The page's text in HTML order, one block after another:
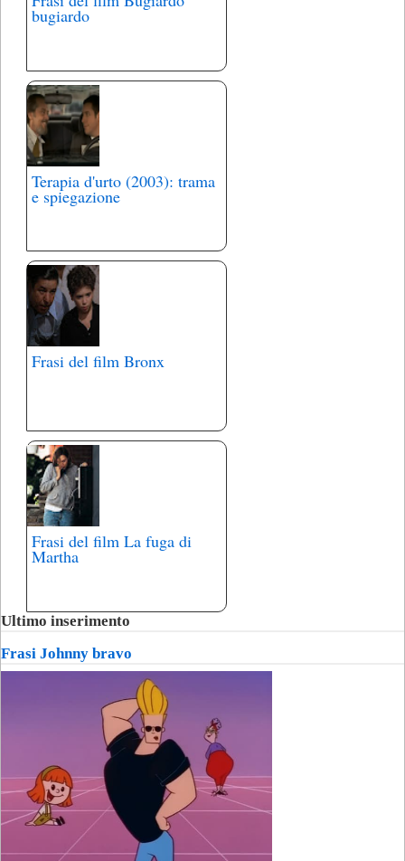
bugiardo
Terapia d'urto (2003): trama
e spiegazione
Frasi del film Bronx
Frasi del film La fuga di
Martha
Ultimo inserimento
Frasi Johnny bravo